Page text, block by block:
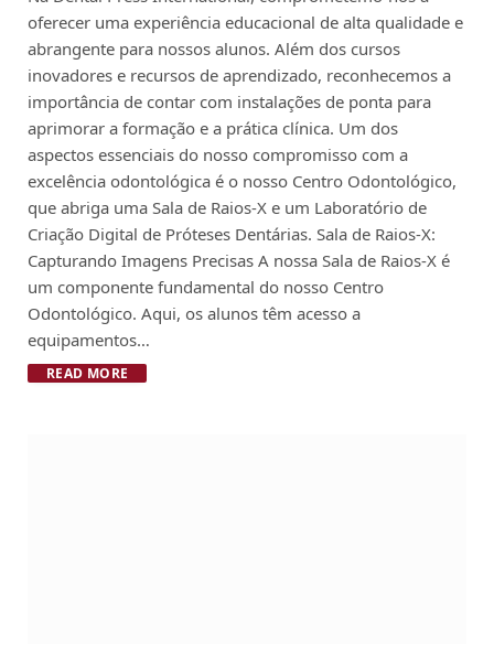
oferecer uma experiência educacional de alta qualidade e
abrangente para nossos alunos. Além dos cursos
inovadores e recursos de aprendizado, reconhecemos a
importância de contar com instalações de ponta para
aprimorar a formação e a prática clínica. Um dos
aspectos essenciais do nosso compromisso com a
excelência odontológica é o nosso Centro Odontológico,
que abriga uma Sala de Raios-X e um Laboratório de
Criação Digital de Próteses Dentárias. Sala de Raios-X:
Capturando Imagens Precisas A nossa Sala de Raios-X é
um componente fundamental do nosso Centro
Odontológico. Aqui, os alunos têm acesso a
equipamentos…
READ MORE